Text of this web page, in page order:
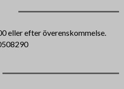
eller efter överenskommelse.